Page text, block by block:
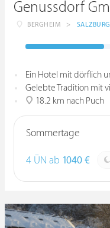
Genussdorf
BERGHEIM >
Ein Hotel mit dörflich
Gelebte Tradition mit
18.2 km nach Puch
Sommertage
4 ÜN ab 1040 €